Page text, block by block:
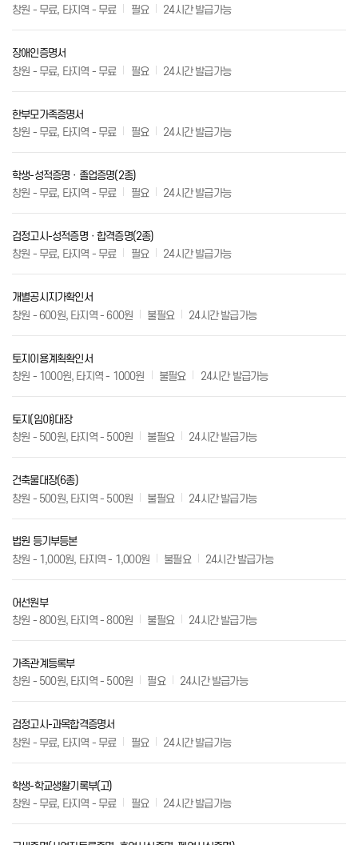
창원 - 무료, 타지역 - 무료
필요 24시간 발급가능
장애인증명서
창원 - 무료, 타지역 - 무료
필요 24시간 발급가능
한부모가족증명서
창원 - 무료, 타지역 - 무료
필요 24시간 발급가능
학생-성적증명ㆍ졸업증명(2종)
창원 - 무료, 타지역 - 무료
필요 24시간 발급가능
검정고시-성적증명ㆍ합격증명(2종)
창원 - 무료, 타지역 - 무료
필요 24시간 발급가능
개별공시지가확인서
창원 - 600원, 타지역 - 600원
불필요 24시간 발급가능
토지이용계획확인서
창원 - 1000원, 타지역 - 1000원
불필요 24시간 발급가능
토지(임야)대장
창원 - 500원, 타지역 - 500원
불필요 24시간 발급가능
건축물대장(6종)
창원 - 500원, 타지역 - 500원
불필요 24시간 발급가능
법원 등기부등본
창원 - 1,000원, 타지역 - 1,000원
불필요 24시간 발급가능
어선원부
창원 - 800원, 타지역 - 800원
불필요 24시간 발급가능
가족관계등록부
창원 - 500원, 타지역 - 500원
필요 24시간 발급가능
검정고시-과목합격증명서
창원 - 무료, 타지역 - 무료
필요 24시간 발급가능
학생-학교생활기록부(고)
창원 - 무료, 타지역 - 무료
필요 24시간 발급가능